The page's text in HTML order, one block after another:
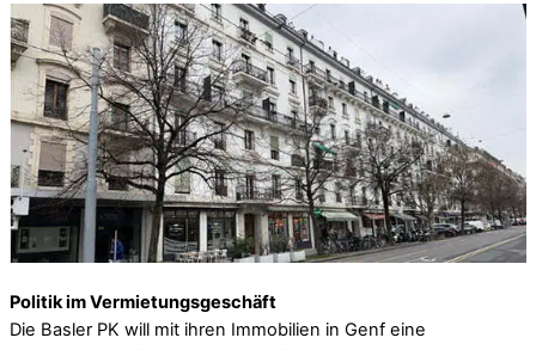
Politik im Vermietungsgeschäft
Die Basler PK will mit ihren Immobilien in Genf eine